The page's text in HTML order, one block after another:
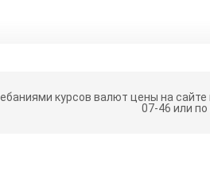
курсов валют цены на
07-46 или